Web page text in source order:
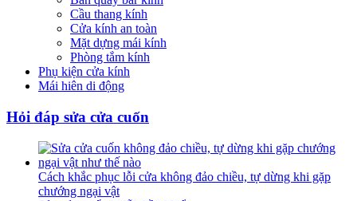
Cầu thang kính
Cửa kính an toàn
Mặt dựng mái kính
Phòng tắm kính
Phụ kiện cửa kính
Mái hiên di động
Hỏi đáp sửa cửa cuốn
Cách khắc phục lỗi cửa không đảo chiều, tự dừng khi gặp
chướng ngại vật